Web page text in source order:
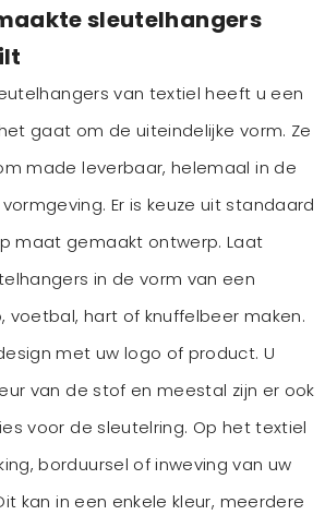
sleutelhangers
van textiel heeft u een
gaat om de uiteindelijke vorm. Ze
made leverbaar, helemaal in de
Er is keuze uit standaard
maat gemaakt ontwerp. Laat
in de vorm van een
voetbal, hart of knuffelbeer maken.
met uw logo of product. U
van de stof en meestal zijn er ook
voor de sleutelring. Op het textiel
borduursel of inweving van uw
kan in een enkele kleur, meerdere